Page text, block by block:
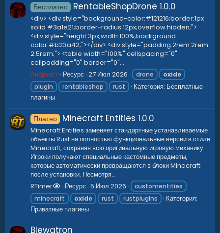
Бесплатно RentableShopDrone 1.0.0
<div> <div style="background-color:#121216;border:1px
solid #3a1e21;border-radius:12px;overflow:hidden;">
<div style="height:3px;width:100%;background-
color:#b23a42;"></div> <div style="padding:2rem 2rem
2.5rem;"> <table width="100%" cellspacing="0"
cellpadding="0" border="0"...
Анархист Ресурс 27 Июл 2026 drone
oxide
plugin
rentableshop rust Категория: Бесплатные
плагины
Платно Minecraft Entities 1.0.0
Minecraft Entities заменяет стандартные устанавливаемые
объекты Rust на полностью функциональные версии в стиле
Minecraft, сохраняя всю оригинальную игровую механику.
Игроки получают специальные кастомные предметы,
которые автоматически превращаются в блоки Minecraft
после установки. Несмотря...
RTimer
Ресурс 5 Июл 2026
customentities
minecraft
oxide rust rustplugins
Категория:
Приватные плагины
Blewatron